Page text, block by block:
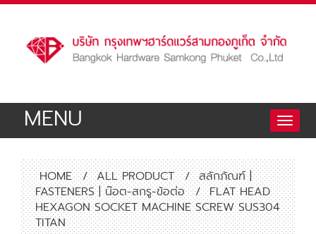
Toggle
MENU
HOME / ALL PRODUCT / สลักภัณฑ์ |
FASTENERS | น๊อต-สกรู-ข้อต่อ
/ FLAT HEAD
HEXAGON SOCKET MACHINE SCREW SUS304
TITAN